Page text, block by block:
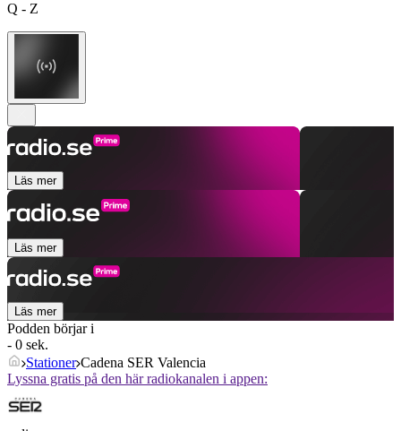
Q - Z
Läs mer
Läs mer
Läs mer
Podden börjar i
- 0 sek.
Stationer Cadena SER Valencia
Lyssna gratis på den här radiokanalen i appen: